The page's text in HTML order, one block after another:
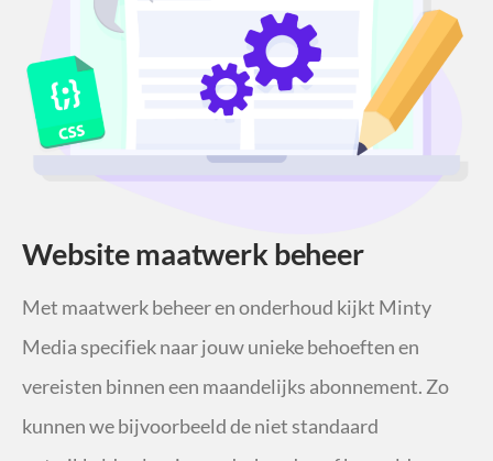
Website maatwerk beheer
Met maatwerk beheer en onderhoud kijkt Minty
Media specifiek naar jouw unieke behoeften en
vereisten binnen een maandelijks abonnement. Zo
kunnen we bijvoorbeeld de niet standaard